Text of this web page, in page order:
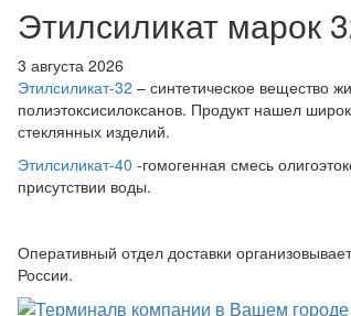
Этилсиликат марок
3 августа 2026
Этилсиликат-32 – синтетическое вещество
полиэтоксисилоксанов. Продукт нашел
стеклянных изделий.
Этилсиликат-40 -гомогенная смесь
присутствии воды.
Оперативный отдел доставки
России.